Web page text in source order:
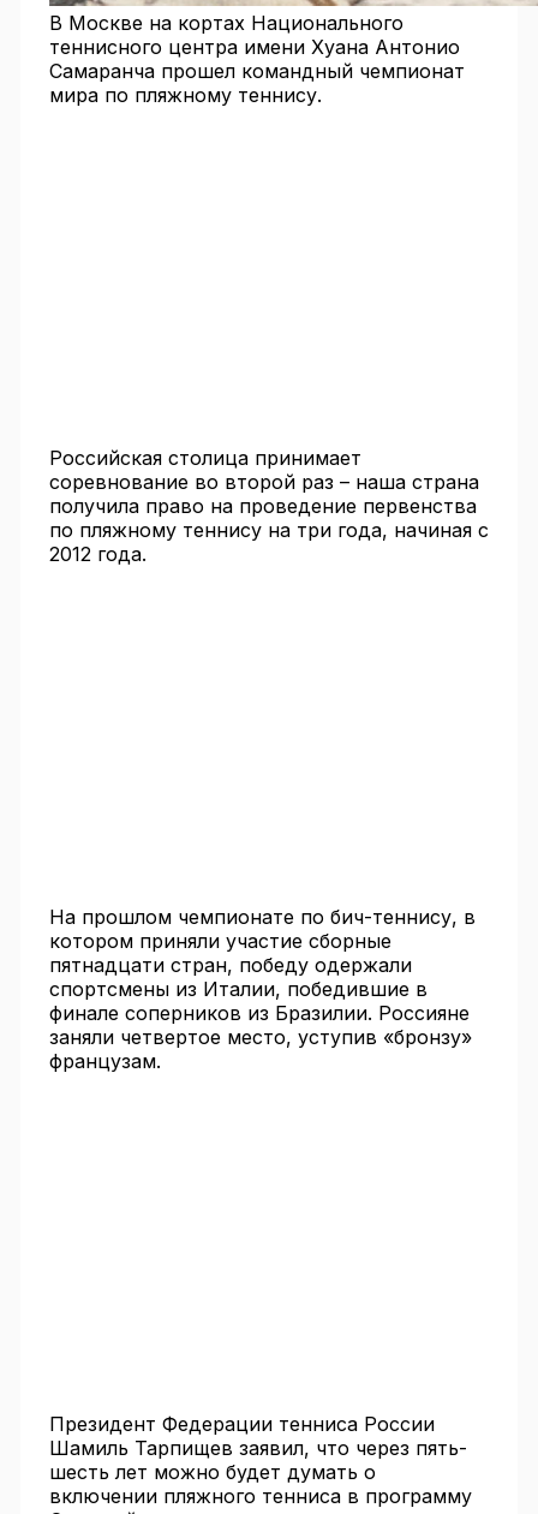
В Москве на кортах Национального
теннисного центра имени Хуана Антонио
Самаранча прошел командный чемпионат
мира по пляжному теннису.
Российская столица принимает
соревнование во второй раз – наша страна
получила право на проведение первенства
по пляжному теннису на три года, начиная с
2012 года.
На прошлом чемпионате по бич-теннису, в
котором приняли участие сборные
пятнадцати стран, победу одержали
спортсмены из Италии, победившие в
финале соперников из Бразилии. Россияне
заняли четвертое место, уступив «бронзу»
французам.
Президент Федерации тенниса России
Шамиль Тарпищев заявил, что через пять-
шесть лет можно будет думать о
включении пляжного тенниса в программу